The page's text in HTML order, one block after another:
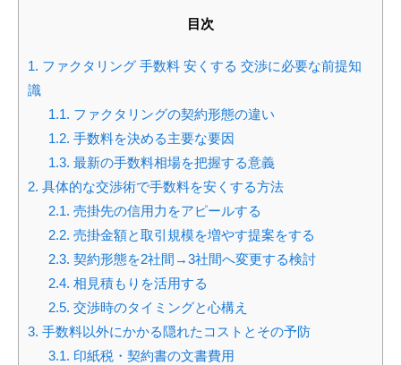
目次
1. ファクタリング 手数料 安くする 交渉に必要な前提知
識
1.1. ファクタリングの契約形態の違い
1.2. 手数料を決める主要な要因
1.3. 最新の手数料相場を把握する意義
2. 具体的な交渉術で手数料を安くする方法
2.1. 売掛先の信用力をアピールする
2.2. 売掛金額と取引規模を増やす提案をする
2.3. 契約形態を2社間→3社間へ変更する検討
2.4. 相見積もりを活用する
2.5. 交渉時のタイミングと心構え
3. 手数料以外にかかる隠れたコストとその予防
3.1. 印紙税・契約書の文書費用